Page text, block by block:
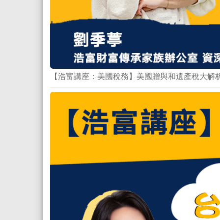
【浩富講座：美國稅務】美國贈與和遺產稅大解